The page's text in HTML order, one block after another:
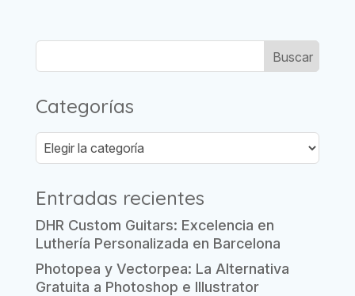
Categorías
Categorías
Entradas recientes
DHR Custom Guitars: Excelencia en
Luthería Personalizada en Barcelona
Photopea y Vectorpea: La Alternativa
Gratuita a Photoshop e Illustrator